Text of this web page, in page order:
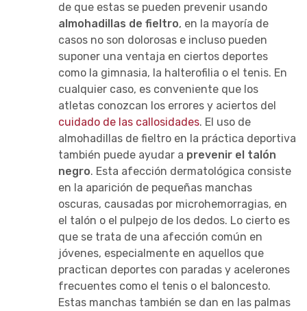
de que estas se pueden prevenir usando
almohadillas de fieltro, en la mayoría de
casos no son dolorosas e incluso pueden
suponer una ventaja en ciertos deportes
como la gimnasia, la halterofilia o el tenis. En
cualquier caso, es conveniente que los
atletas conozcan los errores y aciertos del
cuidado de las callosidades. El uso de
almohadillas de fieltro en la práctica deportiva
también puede ayudar a prevenir el talón
negro. Esta afección dermatológica consiste
en la aparición de pequeñas manchas
oscuras, causadas por microhemorragias, en
el talón o el pulpejo de los dedos. Lo cierto es
que se trata de una afección común en
jóvenes, especialmente en aquellos que
practican deportes con paradas y acelerones
frecuentes como el tenis o el baloncesto.
Estas manchas también se dan en las palmas